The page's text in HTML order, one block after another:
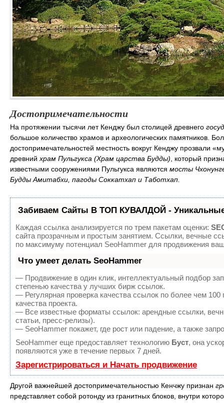
Достопримечательности
На протяжении тысячи лет Кенджу был столицей древнего
большое количество храмов и археологических памятников.
достопримечательностей местность вокруг Кенджу прозвали
древнийхрам Пульгукса (Храм царства Будды), который
известными сооружениями Пульгукса являются мосты
Будды Амитабхи, пагоды Соккатхап и Таботхап.
Забиваем Сайты В ТОП КУВАЛДОЙ - Уникальные
Каждая ссылка анализируется по трем пакетам оценки:
сайта прозрачным и простым занятием. Ссылки, вечные
по максимуму потенциал SeoHammer для продвижения
Что умеет делать SeoHammer
— Продвижение в один клик, интеллектуальный подбор
степенью качества у лучших бирж ссылок.
— Регулярная проверка качества ссылок по более чем
качества проекта.
— Все известные форматы ссылок: арендные ссылки,
статьи, пресс-релизы).
— SeoHammer покажет, где рост или падение, а также
SeoHammer еще предоставляет технологию Буст, она
появляются уже в течение первых 7 дней.
Зарегистрироваться и Начать продвижение
Другой важнейшей достопримечательностью Кенчжу признан
представляет собой ротонду из гранитных блоков, внутри